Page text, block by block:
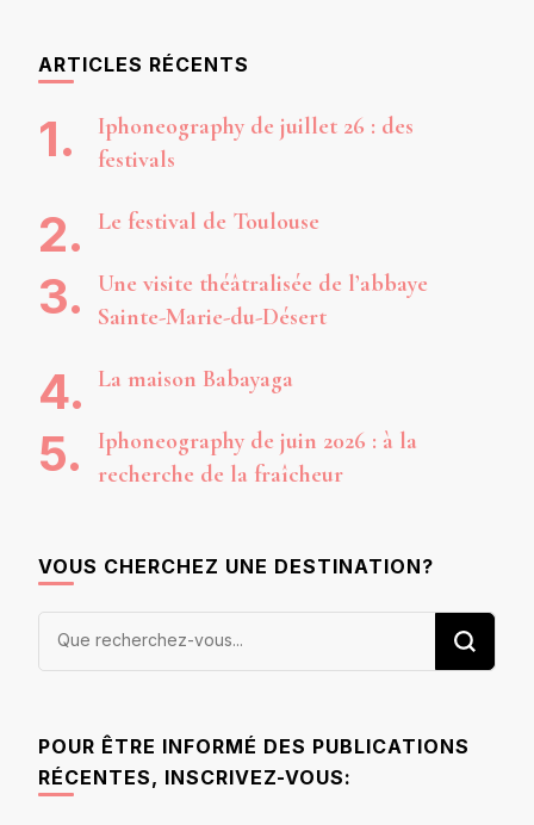
ARTICLES RÉCENTS
Iphoneography de juillet 26 : des
festivals
Le festival de Toulouse
Une visite théâtralisée de l’abbaye
Sainte-Marie-du-Désert
La maison Babayaga
Iphoneography de juin 2026 : à la
recherche de la fraîcheur
VOUS CHERCHEZ UNE DESTINATION?
Vous
POUR ÊTRE INFORMÉ DES PUBLICATIONS
RÉCENTES, INSCRIVEZ-VOUS: